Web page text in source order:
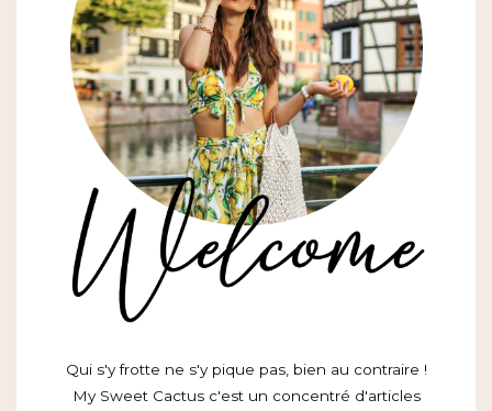
Qui s'y frotte ne s'y pique pas, bien au contraire !
My Sweet Cactus c'est un concentré d'articles